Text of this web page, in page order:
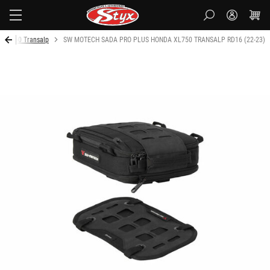
750 Transalp SW MOTECH SADA PRO PLUS HONDA XL750 TRANSALP RD16 (22-23)